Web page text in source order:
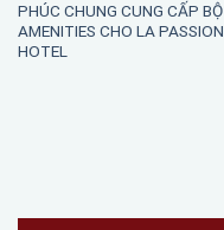
PHÚC CHUNG CUNG CẤP BỘ
AMENITIES CHO LA PASSION
HOTEL